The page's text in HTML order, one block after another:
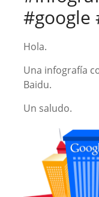
#google
Hola.
Una infografía
Baidu.
Un saludo.